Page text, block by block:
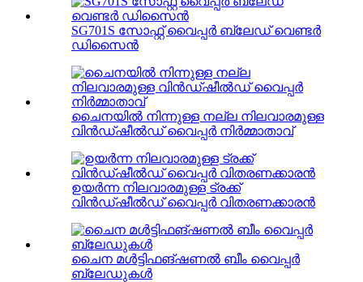
SG701S സോഫ്റ്റ് വൈപ്പർ ബ്ലേഡ് വെണ്ടർ
ഡിസൈൻ
ചൈനയിൽ നിന്നുള്ള നല്ല നിലവാരമുള്ള
വിൻഡ്ഷീൽഡ് വൈപ്പർ നിർമ്മാതാവ്
ഉയർന്ന നിലവാരമുള്ള ട്രക്ക്
വിൻഡ്ഷീൽഡ് വൈപ്പർ വിതരണക്കാരൻ
ചൈന മൾട്ടിഫങ്ഷണൽ ബീം വൈപ്പർ
ബ്ലേഡുകൾ